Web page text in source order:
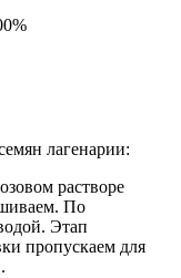
лагенарии:
растворе
По
Этап
пропускаем для